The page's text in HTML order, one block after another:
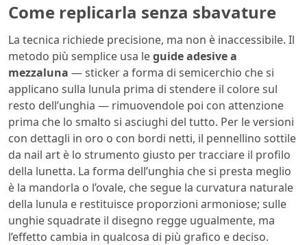
Come replicarla senza sbavature
La tecnica richiede precisione, ma non è inaccessibile. Il
metodo più semplice usa leguide adesive a
mezzaluna — sticker a forma di semicerchio che si
applicano sulla lunula prima di stendere il colore sul
resto dell’unghia — rimuovendole poi con attenzione
prima che lo smalto si asciughi del tutto. Per le versioni
con dettagli in oro o con bordi netti, il pennellino sottile
da nail art è lo strumento giusto per tracciare il profilo
della lunetta. La forma dell’unghia che si presta meglio
è la mandorla o l’ovale, che segue la curvatura naturale
della lunula e restituisce proporzioni armoniose; sulle
unghie squadrate il disegno regge ugualmente, ma
l’effetto cambia in qualcosa di più grafico e deciso.